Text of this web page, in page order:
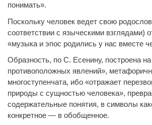
понимать».
Поскольку человек ведет свою
соответствии с языческими взглядами)
«музыка и эпос родились у нас вместе
Образность, по С. Есенину, построена
противоположных явлений»,
многоступенчата, ибо «отражает
природы с сущностью человека»,
содержательные понятия, в символы
конкретное — в обобщенное.